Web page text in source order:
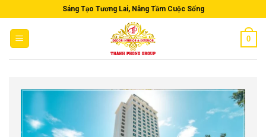
to
content
Sáng Tạo Tương Lai, Nâng Tầm Cuộc Sống
0